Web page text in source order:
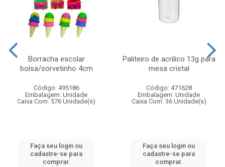
Borracha escolar
bolsa/sorvetinho 4cm
Código: 495186
Embalagem: Unidade
Caixa Com: 576 Unidade(s)
Faça seu login ou
cadastre-se para
comprar.
Paliteiro de acrilico 13g para
mesa cristal
Código: 471628
Embalagem: Unidade
Caixa Com: 36 Unidade(s)
Faça seu login ou
cadastre-se para
comprar.